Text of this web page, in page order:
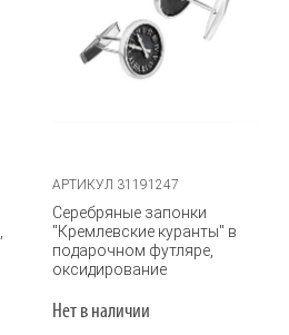
АРТИКУЛ 31191247
Серебряные запонки
"Кремлевские куранты" в
подарочном футляре,
оксидирование
Нет в наличии